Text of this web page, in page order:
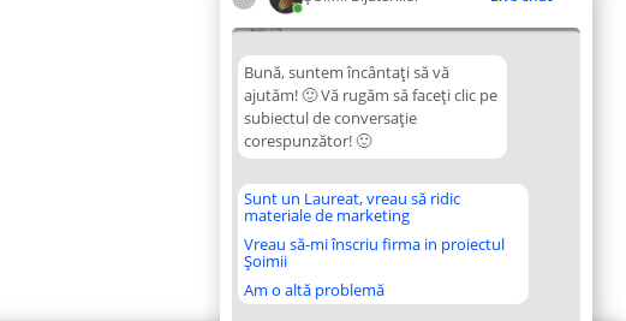
20:14
Bună, suntem încântați să vă
ajutăm! 🙂 Vă rugăm să faceți clic pe
subiectul de conversație
corespunzător! 🙂
Sunt un Laureat, vreau să ridic
materiale de marketing
Vreau să-mi înscriu firma in proiectul
Șoimii
Am o altă problemă